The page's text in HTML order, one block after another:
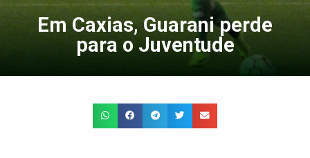
Em Caxias, Guarani perde
para o Juventude